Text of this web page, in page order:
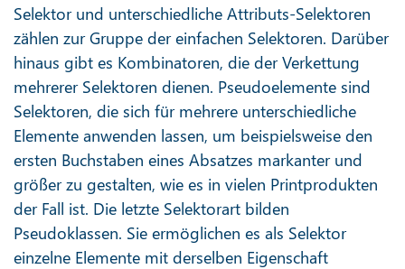
Selektor und unterschiedliche Attributs-Selektoren
zählen zur Gruppe der einfachen Selektoren. Darüber
hinaus gibt es Kombinatoren, die der Verkettung
mehrerer Selektoren dienen. Pseudoelemente sind
Selektoren, die sich für mehrere unterschiedliche
Elemente anwenden lassen, um beispielsweise den
ersten Buchstaben eines Absatzes markanter und
größer zu gestalten, wie es in vielen Printprodukten
der Fall ist. Die letzte Selektorart bilden
Pseudoklassen. Sie ermöglichen es als Selektor
einzelne Elemente mit derselben Eigenschaft